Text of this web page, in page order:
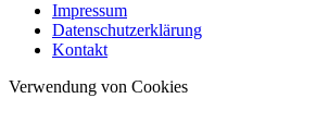
Impressum
Datenschutzerklärung
Kontakt
Verwendung von Cookies